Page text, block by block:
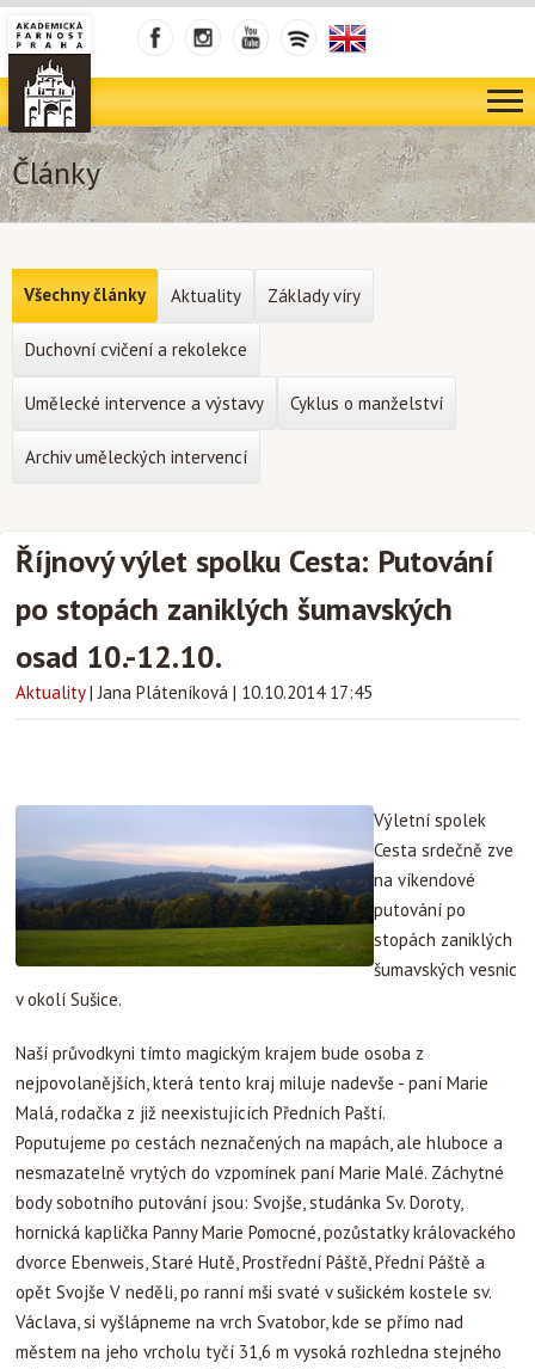
Články
Říjnový výlet spolku Cesta: Putování
po stopách zaniklých šumavských
osad 10.-12.10.
Aktuality |Jana Pláteníková | 10.10.2014 17:45
Výletní spolek
Cesta srdečně zve
na víkendové
putování po
stopách zaniklých
šumavských vesnic
v okolí Sušice.
Naší průvodkyni tímto magickým krajem bude osoba z
nejpovolanějších, která tento kraj miluje nadevše - paní Marie
Malá, rodačka z již neexistujících Předních Paští.
Poputujeme po cestách neznačených na mapách, ale hluboce a
nesmazatelně vrytých do vzpomínek paní Marie Malé. Záchytné
body sobotního putování jsou: Svojše, studánka Sv. Doroty,
hornická kaplička Panny Marie Pomocné, pozůstatky královackého
dvorce Ebenweis, Staré Hutě, Prostřední Páště, Přední Páště a
opět Svojše V neděli, po ranní mši svaté v sušickém kostele sv.
Václava, si vyšlápneme na vrch Svatobor, kde se přímo nad
městem na jeho vrcholu tyčí 31,6 m vysoká rozhledna stejného
Všechny články Aktuality Základy víry
Duchovní cvičení a rekolekce
Umělecké intervence a výstavy Cyklus o manželství
Archiv uměleckých intervencí